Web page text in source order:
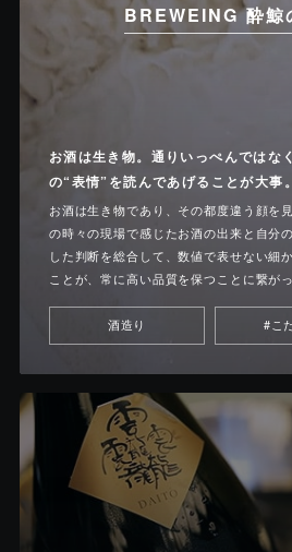
BREWEING 酔鯨
お酒は生き物。通りいっぺんではな
の“表情”を読んであげることが大事。
お酒は生き物であり、その都度違う顔を
の時々の現場で感じたお酒の出来と自分
した判断を総合して、数値で表せない細
ことが、常に高い品質を保つことに繋がっ
酒造り #こ